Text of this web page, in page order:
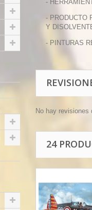
-
- PRODUCTO
Y
- PINTURAS
No hay
24